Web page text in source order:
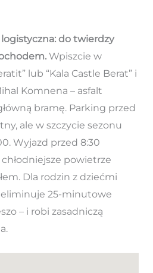
do twierdzy
Wpiszcie w
lub “Kala Castle Berat” i
Komnena – asfalt
bramę. Parking przed
ale w szczycie sezonu
Wyjazd przed 8:30
powietrze
Dla rodzin z dziećmi
25-minutowe
– i robi zasadniczą